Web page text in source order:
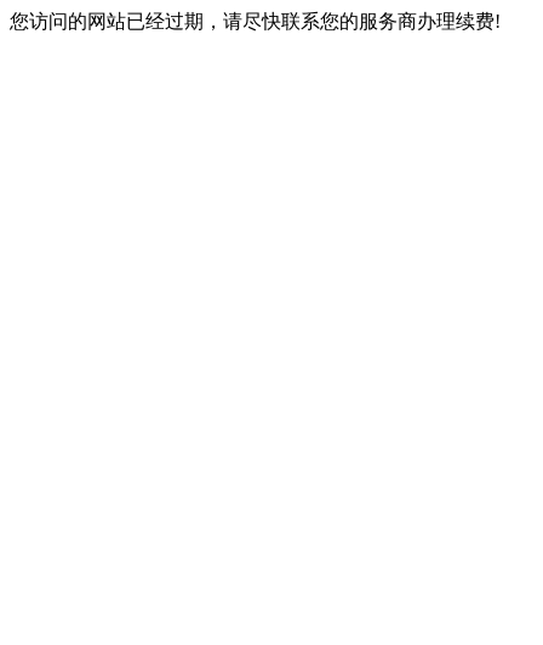
您访问的网站已经过期，请尽快联系您的服务商办理续费!